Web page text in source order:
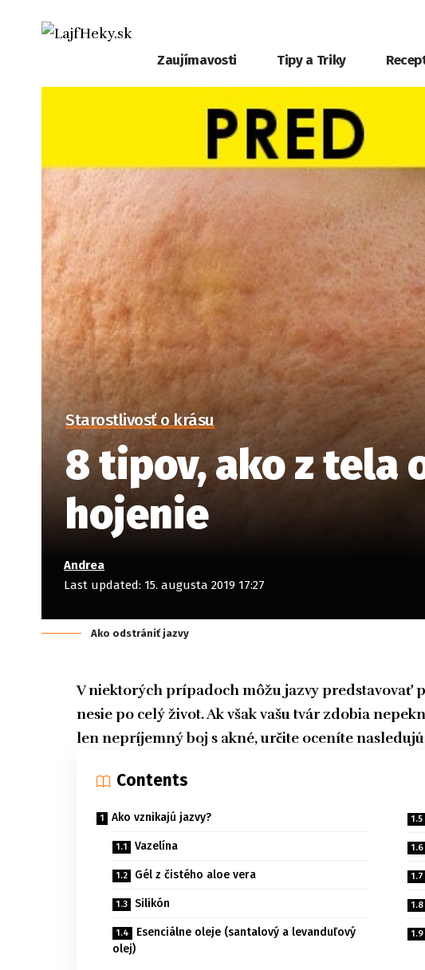
Zaujímavosti Tipy a Triky
Starostlivosť o krásu
8 tipov, ako z tela
hojenie
Last updated: 15. augusta 2019 17:27
Andrea
Ako odstrániť jazvy
V niektorých prípadoch môžu jazvy predstavovať
nesie po celý život. Ak však vašu tvár zdobia
len nepríjemný boj s akné, určite oceníte
Contents
Ako vznikajú jazvy?
Vazelína
Gél z čistého aloe vera
Silikón
Esenciálne oleje (santalový a levanduľový
olej)